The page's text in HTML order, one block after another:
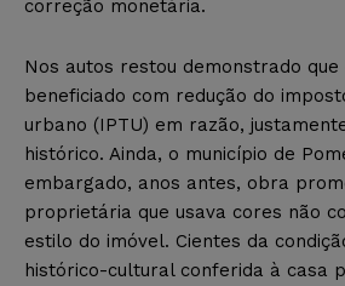
correção monetária.
Nos autos restou demonstrado
beneficiado com redução do
urbano (IPTU) em razão,
histórico. Ainda, o município de
embargado, anos antes, obra
proprietária que usava cores não
estilo do imóvel. Cientes da
histórico-cultural conferida à casa